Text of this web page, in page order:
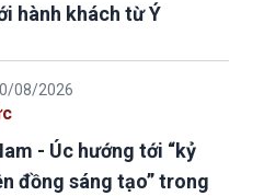
hành khách từ Ý
08/2026
- Úc hướng tới “kỷ
đồng sáng tạo” trong